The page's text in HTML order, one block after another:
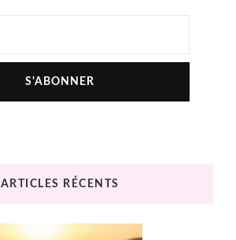
ARTICLES RÉCENTS